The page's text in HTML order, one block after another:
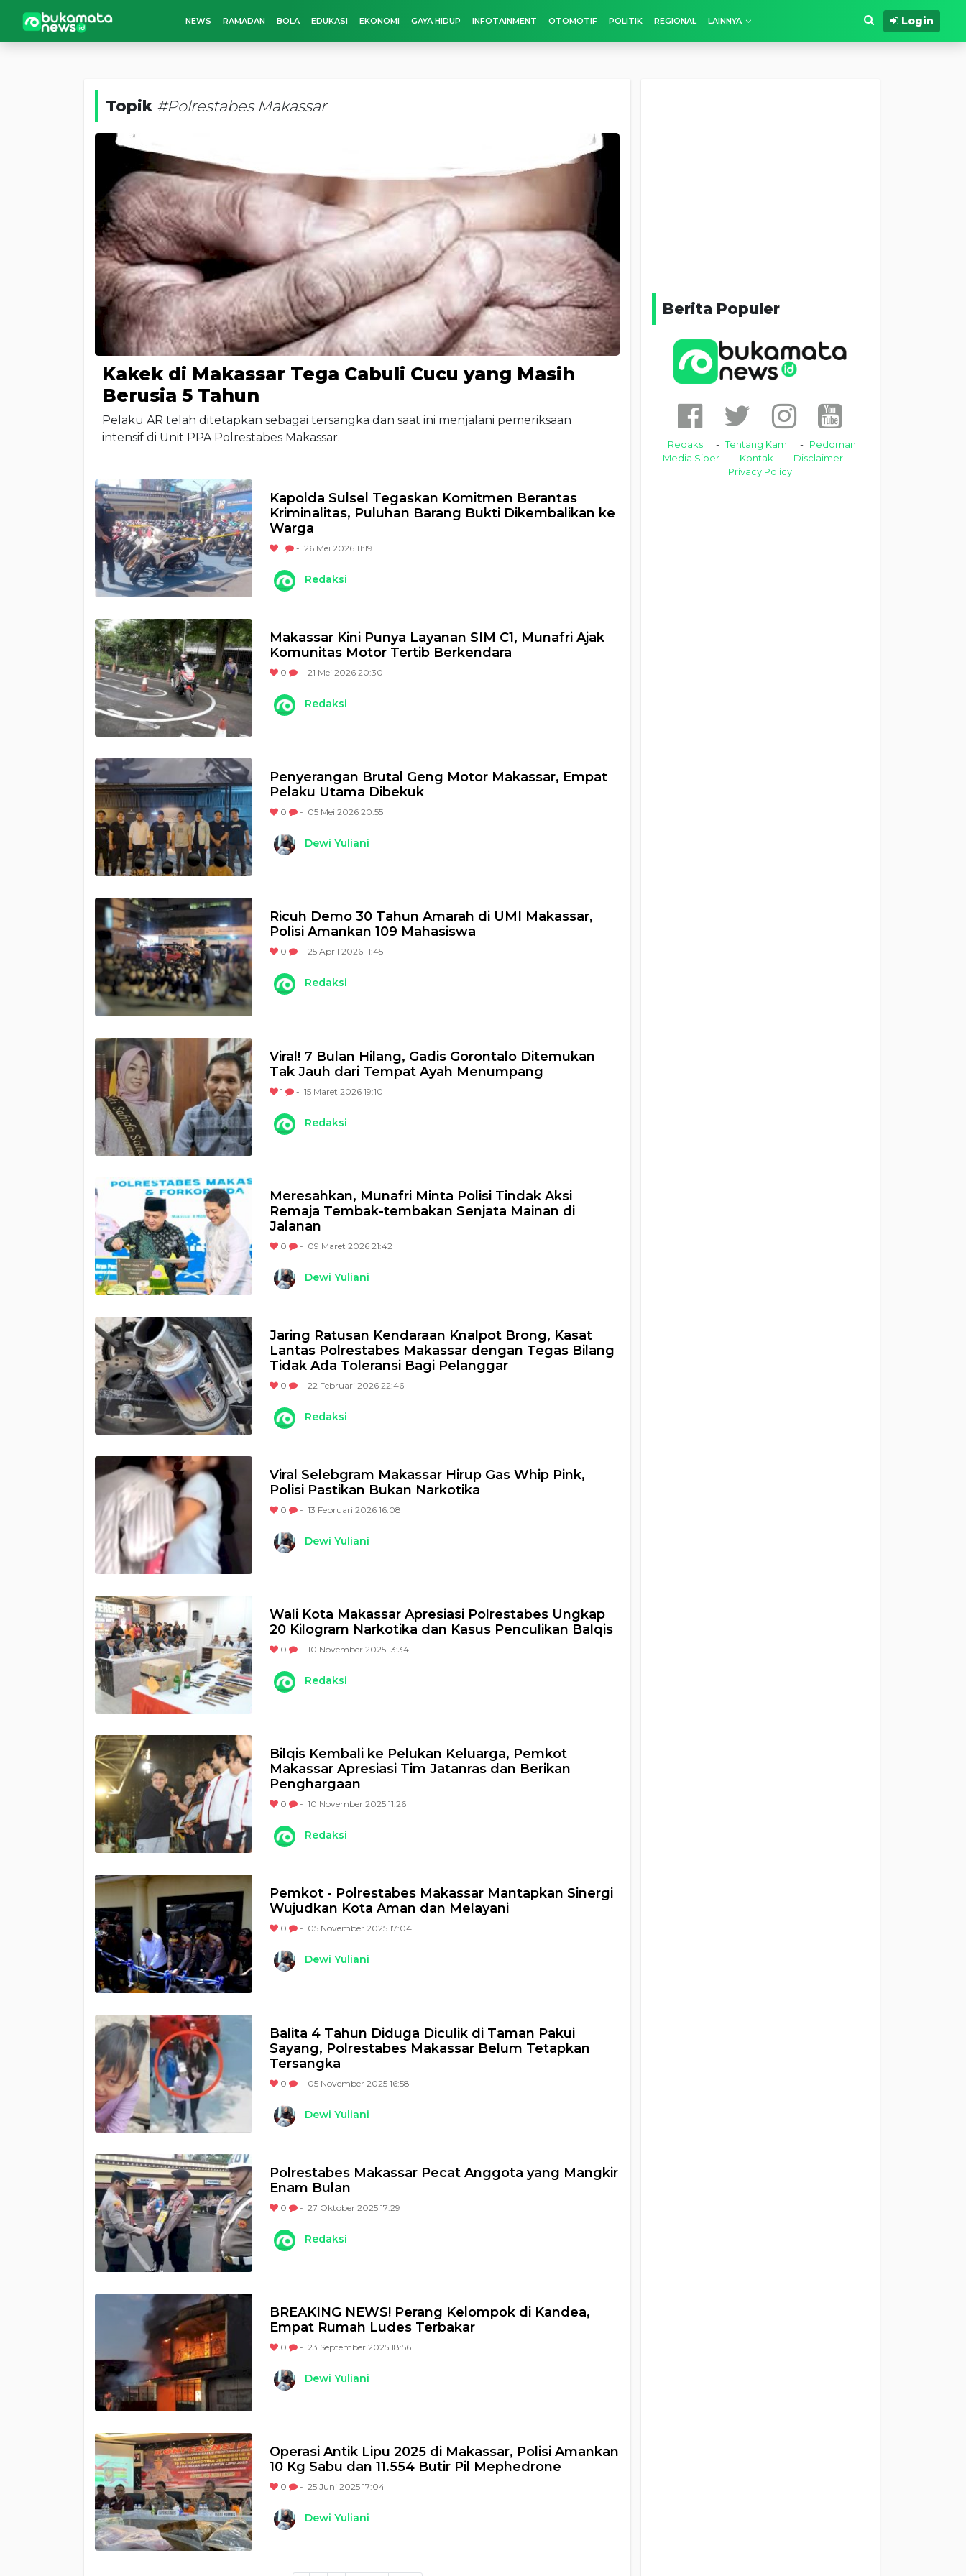
NEWS RAMADAN BOLA EDUKASI EKONOMI GAYA HIDUP INFOTAINMENT OTOMOTIF POLITIK REGIONAL LAINNYA Login
Topik #Polrestabes Makassar
Kakek di Makassar Tega Cabuli Cucu yang Masih
Berusia 5 Tahun
Pelaku AR telah ditetapkan sebagai tersangka dan saat ini menjalani pemeriksaan
intensif di Unit PPA Polrestabes Makassar.
Kapolda Sulsel Tegaskan Komitmen Berantas
Kriminalitas, Puluhan Barang Bukti Dikembalikan ke
Warga
1 - 26 Mei 2026 11:19
Redaksi
Makassar Kini Punya Layanan SIM C1, Munafri Ajak
Komunitas Motor Tertib Berkendara
0 - 21 Mei 2026 20:30
Redaksi
Penyerangan Brutal Geng Motor Makassar, Empat
Pelaku Utama Dibekuk
0 - 05 Mei 2026 20:55
Dewi Yuliani
Ricuh Demo 30 Tahun Amarah di UMI Makassar,
Polisi Amankan 109 Mahasiswa
0 - 25 April 2026 11:45
Redaksi
Viral! 7 Bulan Hilang, Gadis Gorontalo Ditemukan
Tak Jauh dari Tempat Ayah Menumpang
1 - 15 Maret 2026 19:10
Redaksi
Meresahkan, Munafri Minta Polisi Tindak Aksi
Remaja Tembak-tembakan Senjata Mainan di
Jalanan
0 - 09 Maret 2026 21:42
Dewi Yuliani
Jaring Ratusan Kendaraan Knalpot Brong, Kasat
Lantas Polrestabes Makassar dengan Tegas Bilang
Tidak Ada Toleransi Bagi Pelanggar
0 - 22 Februari 2026 22:46
Redaksi
Viral Selebgram Makassar Hirup Gas Whip Pink,
Polisi Pastikan Bukan Narkotika
0 - 13 Februari 2026 16:08
Dewi Yuliani
Wali Kota Makassar Apresiasi Polrestabes Ungkap
20 Kilogram Narkotika dan Kasus Penculikan Balqis
0 - 10 November 2025 13:34
Redaksi
Bilqis Kembali ke Pelukan Keluarga, Pemkot
Makassar Apresiasi Tim Jatanras dan Berikan
Penghargaan
0 - 10 November 2025 11:26
Redaksi
Pemkot - Polrestabes Makassar Mantapkan Sinergi
Wujudkan Kota Aman dan Melayani
0 - 05 November 2025 17:04
Dewi Yuliani
Balita 4 Tahun Diduga Diculik di Taman Pakui
Sayang, Polrestabes Makassar Belum Tetapkan
Tersangka
0 - 05 November 2025 16:58
Dewi Yuliani
Polrestabes Makassar Pecat Anggota yang Mangkir
Enam Bulan
0 - 27 Oktober 2025 17:29
Redaksi
BREAKING NEWS! Perang Kelompok di Kandea,
Empat Rumah Ludes Terbakar
0 - 23 September 2025 18:56
Dewi Yuliani
Operasi Antik Lipu 2025 di Makassar, Polisi Amankan
10 Kg Sabu dan 11.554 Butir Pil Mephedrone
0 - 25 Juni 2025 17:04
Dewi Yuliani
Berita Populer
Redaksi Tentang Kami
Pedoman
Media Siber
Kontak
Disclaimer
Privacy Policy